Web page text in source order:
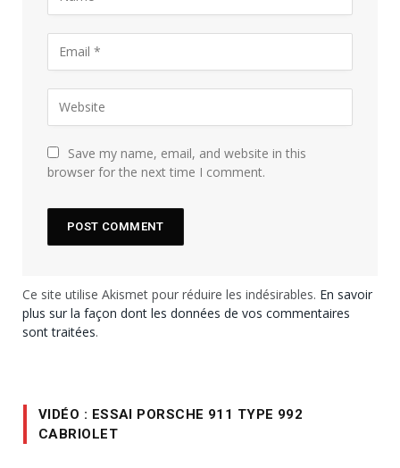
Save my name, email, and website in this
browser for the next time I comment.
Ce site utilise Akismet pour réduire les indésirables. En savoir
plus sur la façon dont les données de vos commentaires
sont traitées.
VIDÉO : ESSAI PORSCHE 911 TYPE 992
CABRIOLET